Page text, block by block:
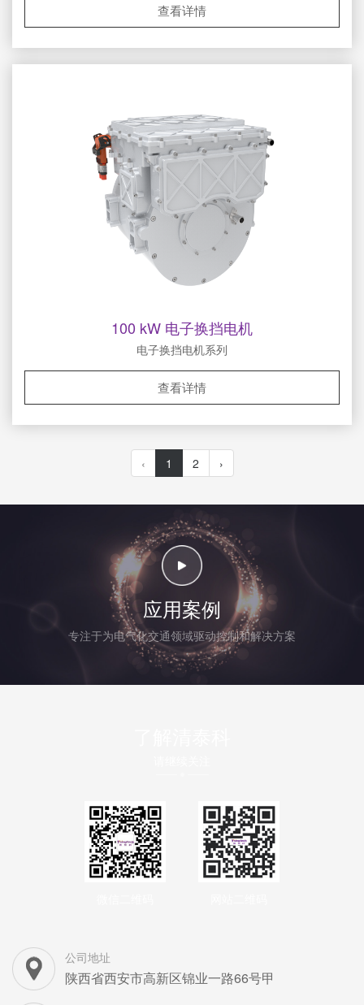
查看详情
100 kW 电子换挡电机
电子换挡电机系列
查看详情
‹ 1 2 ›
应用案例
专注于为电气化交通领域驱动控制和解决方案
公司地址
陕西省西安市高新区锦业一路66号甲